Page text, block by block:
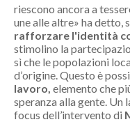
riescono ancora a
une alle altre» ha detto,
rafforzare l'identità
stimolino la
sì che le popolazioni
d’origine. Questo è
lavoro, elemento che
speranza alla gente. Un
focus dell’intervento di